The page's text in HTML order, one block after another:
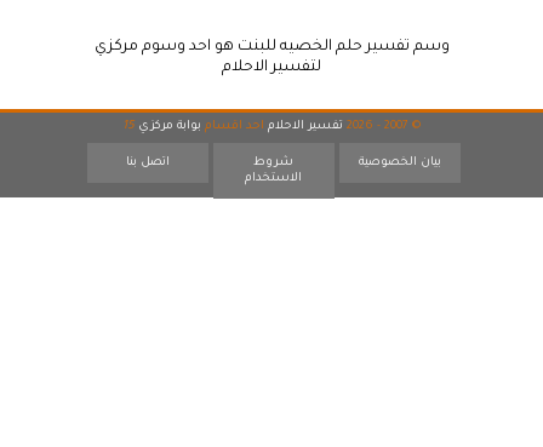
وسم تفسير حلم الخصيه للبنت هو احد وسوم مركزي
لتفسير الاحلام
© 2007 - 2026 تفسير الاحلام احد اقسام بوابة مركزي 15
بيان الخصوصية
شروط
الاستخدام
اتصل بنا